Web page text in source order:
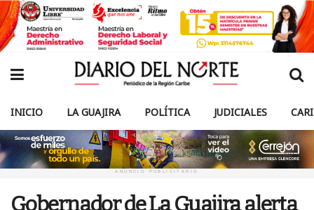
INICIO LA GUAJIRA POLÍTICA JUDICIALES
ANUNCIO PUBLICITARIO
Gobernador de La Guajira alerta